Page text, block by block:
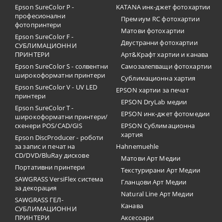
Epson SureColor P -
професионални
фотопринтери
Epson SureColor F -
СУБЛИМАЦИОННИ
ПРИНТЕРИ
Epson SureColor S - солвентни
широкоформатни принтери
Epson SureColor V - UV LED
принтери
Epson SureColor T -
широкоформатни принтери/
скенери POS/CAD/GIS
Epson DiscProducer - роботи
за запис и печат на
CD/DVD/BluRay дискове
Портативни принтери
SAWGRASS VersiFlex система
за декорация
SAWGRASS ГЕЛ-
СУБЛИМАЦИОННИ
ПРИНТЕРИ
KATANA инк-джет фотохартии
Премиум RC фотохартии
Матови фотохартии
Двустранни фотохартии
Арт&Крафт хартии и канава
Самозалепващи фотохартии
Сублимационна хартия
EPSON хартии за печат
EPSON DryLab медии
EPSON инк-джет фотомедии
EPSON Сублимационна
хартия
Hahnemuehle
Матови Арт Медии
Текстурирани Арт Медии
Гланцови Арт Медии
Natural Line Арт Медии
Канава
Аксесоари